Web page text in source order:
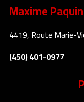
Maxime
4419, Route Marie-
(450) 401-0977